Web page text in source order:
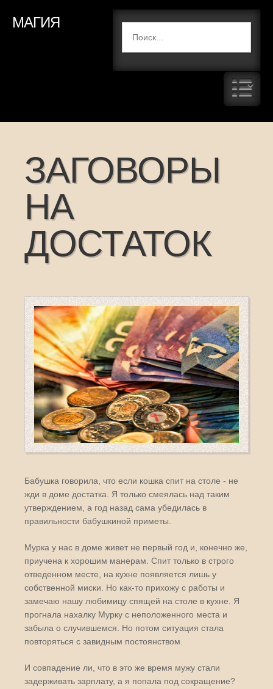
МАГИЯ
ЗАГОВОРЫ
НА
ДОСТАТОК
Бабушка говорила, что если кошка спит на столе - не
жди в доме достатка. Я только смеялась над таким
утверждением, а год назад сама убедилась в
правильности бабушкиной приметы.
Мурка у нас в доме живет не первый год и, конечно же,
приучена к хорошим манерам. Спит только в строго
отведенном месте, на кухне появляется лишь у
собственной миски. Но как-то прихожу с работы и
замечаю нашу любимицу спящей на столе в кухне. Я
прогнала нахалку Мурку с неположенного места и
забыла о случившемся. Но потом ситуация стала
повторяться с завидным постоянством.
И совпадение ли, что в это же время мужу стали
задерживать зарплату, а я попала под сокращение?